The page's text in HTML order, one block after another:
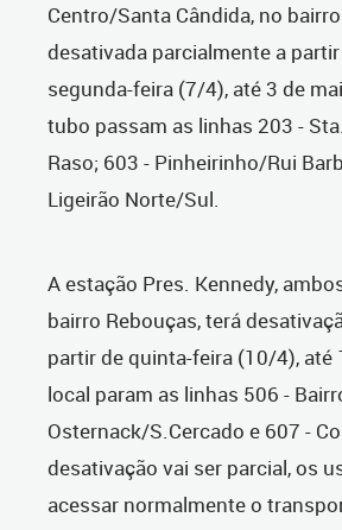
Centro/Santa Cândida, no
desativada parcialmente a
segunda-feira (7/4), até 3 de
tubo passam as linhas 203 -
Raso; 603 - Pinheirinho/Rui
Ligeirão Norte/Sul.
A estação Pres. Kennedy,
bairro Rebouças, terá
partir de quinta-feira (10/4), até
local param as linhas 506 -
Osternack/S.Cercado e 607 -
desativação vai ser parcial, os
acessar normalmente o